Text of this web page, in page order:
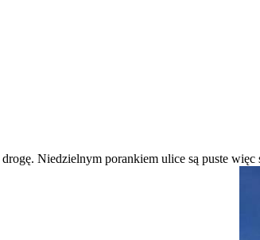
Niedzielnym porankiem ulice są puste